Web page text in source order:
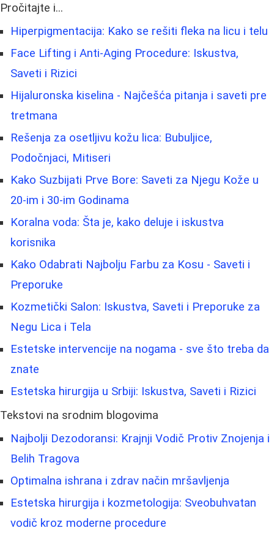
Pročitajte i...
Hiperpigmentacija: Kako se rešiti fleka na licu i telu
Face Lifting i Anti-Aging Procedure: Iskustva,
Saveti i Rizici
Hijaluronska kiselina - Najčešća pitanja i saveti pre
tretmana
Rešenja za osetljivu kožu lica: Bubuljice,
Podočnjaci, Mitiseri
Kako Suzbijati Prve Bore: Saveti za Njegu Kože u
20-im i 30-im Godinama
Koralna voda: Šta je, kako deluje i iskustva
korisnika
Kako Odabrati Najbolju Farbu za Kosu - Saveti i
Preporuke
Kozmetički Salon: Iskustva, Saveti i Preporuke za
Negu Lica i Tela
Estetske intervencije na nogama - sve što treba da
znate
Estetska hirurgija u Srbiji: Iskustva, Saveti i Rizici
Tekstovi na srodnim blogovima
Najbolji Dezodoransi: Krajnji Vodič Protiv Znojenja i
Belih Tragova
Optimalna ishrana i zdrav način mršavljenja
Estetska hirurgija i kozmetologija: Sveobuhvatan
vodič kroz moderne procedure